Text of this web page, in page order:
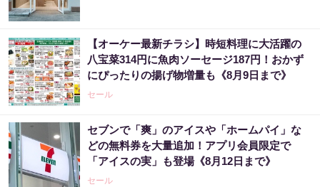
【オーケー最新チラシ】時短料理に大活躍の
八宝菜314円に魚肉ソーセージ187円！おかず
にぴったりの揚げ物増量も《8月9日まで》
セール
セブンで「爽」のアイスや「ホームパイ」な
どの無料券を大量追加！アプリ会員限定で
「アイスの実」も登場《8月12日まで》
セール